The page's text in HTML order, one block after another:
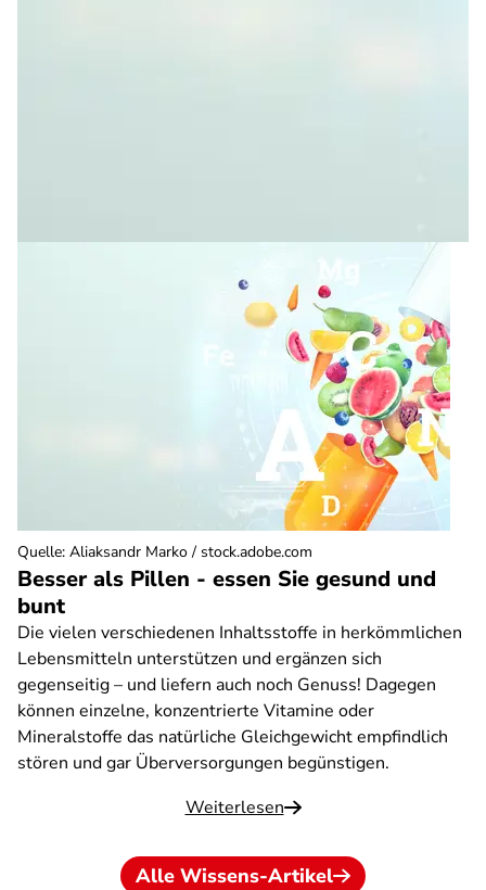
Besser als Pillen - essen Sie gesund und
bunt
Die vielen verschiedenen Inhaltsstoffe in herkömmlichen
Lebensmitteln unterstützen und ergänzen sich
gegenseitig – und liefern auch noch Genuss! Dagegen
können einzelne, konzentrierte Vitamine oder
Mineralstoffe das natürliche Gleichgewicht empfindlich
stören und gar Überversorgungen begünstigen.
Weiterlesen
Quelle: Aliaksandr Marko / stock.adobe.com
Alle Wissens-Artikel